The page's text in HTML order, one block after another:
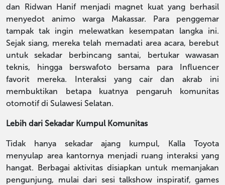
dan Ridwan Hanif menjadi magnet kuat yang berhasil
menyedot animo warga Makassar. Para penggemar
tampak tak ingin melewatkan kesempatan langka ini.
Sejak siang, mereka telah memadati area acara, berebut
untuk sekadar berbincang santai, bertukar wawasan
teknis, hingga berswafoto bersama para Influencer
favorit mereka. Interaksi yang cair dan akrab ini
membuktikan betapa kuatnya pengaruh komunitas
otomotif di Sulawesi Selatan.
Lebih dari Sekadar Kumpul Komunitas
Tidak hanya sekadar ajang kumpul, Kalla Toyota
menyulap area kantornya menjadi ruang interaksi yang
hangat. Berbagai aktivitas disiapkan untuk memanjakan
pengunjung, mulai dari sesi talkshow inspiratif, games